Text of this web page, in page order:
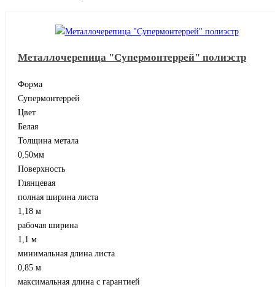
Металлочерепица "Супермонтеррей" полиэстр
Форма
Супермонтеррей
Цвет
Белая
Толщина метала
0,50мм
Поверхность
Глянцевая
полная ширина листа
1,18 м
рабочая ширина
1,1 м
минимальная длина листа
0,85 м
максимальная длина с гарантией